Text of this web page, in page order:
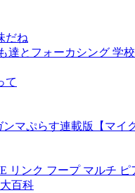
だね
達とフォーカシング 学
て
マぷらす連載版【マイ
リンク フープ マルチ
百科